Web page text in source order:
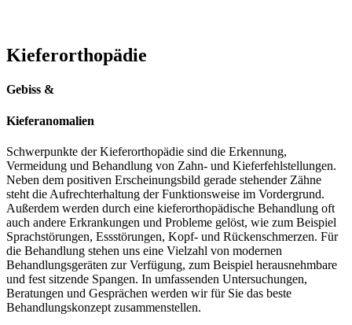
Kieferorthopädie
Gebiss &
Kieferanomalien
Schwerpunkte der Kieferorthopädie sind die Erkennung,
Vermeidung und Behandlung von Zahn- und Kieferfehlstellungen.
Neben dem positiven Erscheinungsbild gerade stehender Zähne
steht die Aufrechterhaltung der Funktionsweise im Vordergrund.
Außerdem werden durch eine kieferorthopädische Behandlung oft
auch andere Erkrankungen und Probleme gelöst, wie zum Beispiel
Sprachstörungen, Essstörungen, Kopf- und Rückenschmerzen. Für
die Behandlung stehen uns eine Vielzahl von modernen
Behandlungsgeräten zur Verfügung, zum Beispiel herausnehmbare
und fest sitzende Spangen. In umfassenden Untersuchungen,
Beratungen und Gesprächen werden wir für Sie das beste
Behandlungskonzept zusammenstellen.